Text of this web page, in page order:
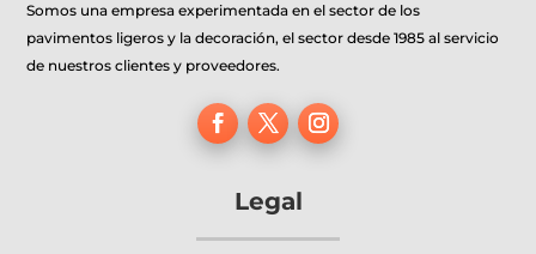
Somos una empresa experimentada en el sector de los
pavimentos ligeros y la decoración, el sector desde 1985 al servicio
de nuestros clientes y proveedores.
Legal